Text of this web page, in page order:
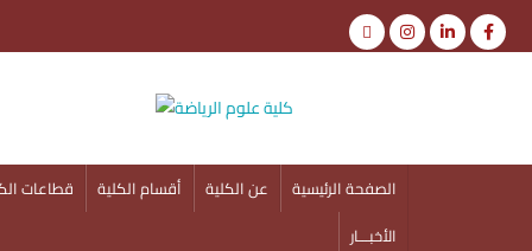
كلية علوم الرياضة
جامعة أسوان
الصفحة الرئيسية عن الكلية أقسام الكلية قطاعات
الأخبـــار